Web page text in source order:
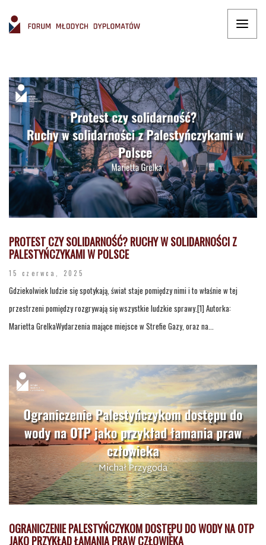
PROTEST CZY SOLIDARNOŚĆ? RUCHY W SOLIDARNOŚCI Z
PALESTYŃCZYKAMI W POLSCE
15 czerwca, 2025
Gdziekolwiek ludzie się spotykają, świat staje pomiędzy nimi i to właśnie w tej
przestrzeni pomiędzy rozgrywają się wszystkie ludzkie sprawy.[1] Autorka:
Marietta GrelkaWydarzenia mające miejsce w Strefie Gazy, oraz na...
OGRANICZENIE PALESTYŃCZYKOM DOSTĘPU DO WODY NA OTP
JAKO PRZYKŁAD ŁAMANIA PRAW CZŁOWIEKA